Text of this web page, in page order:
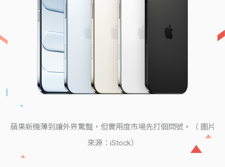
蘋果新機薄到讓外界驚豔，但實用度市場先打個問號。（ 圖片
來源：iStock）